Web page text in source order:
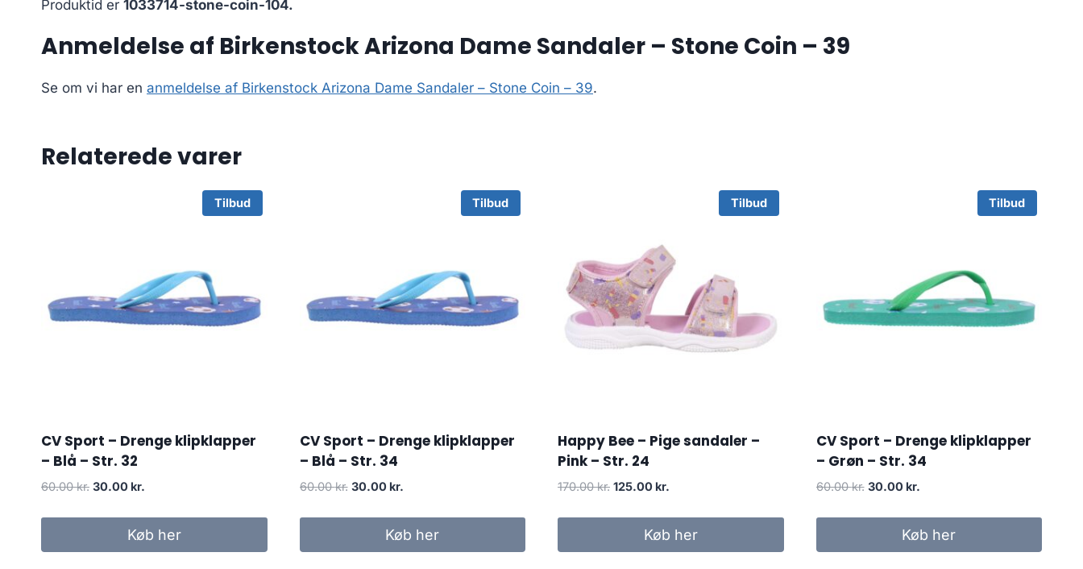
Produktid er 1033714-stone-coin-104.
Anmeldelse af Birkenstock Arizona Dame Sandaler – Stone Coin – 39
Se om vi har en anmeldelse af Birkenstock Arizona Dame Sandaler – Stone Coin – 39.
Relaterede varer
Tilbud
CV Sport – Drenge klipklapper
– Blå – Str. 32
60.00kr. Original
60.00 kr..
30.00 kr.
30.00 kr..
Køb her
Tilbud
CV Sport – Drenge klipklapper
– Blå – Str. 34
60.00kr. Original
60.00 kr..
30.00 kr.Current
30.00 kr..
Køb her
Tilbud
Happy Bee – Pige sandaler –
Pink – Str. 24
170.00kr. Original
170.00 kr..
125.00 kr.
125.00 kr..
Køb her
Tilbud
CV Sport – Drenge klipklapper
– Grøn – Str. 34
60.00kr. Original
60.00 kr..
30.00 kr.Current
30.00 kr..
Køb her